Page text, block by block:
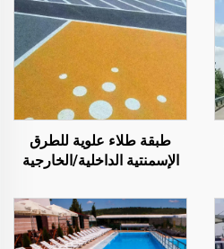
طبقة طلاء علوية للطرق
الإسمنتية الداخلية/الخارجية
ST400)، والطرق الأسفلتية،
والعزل المائي للأسفلت،
وإعادة تجديد البولي يوريثان